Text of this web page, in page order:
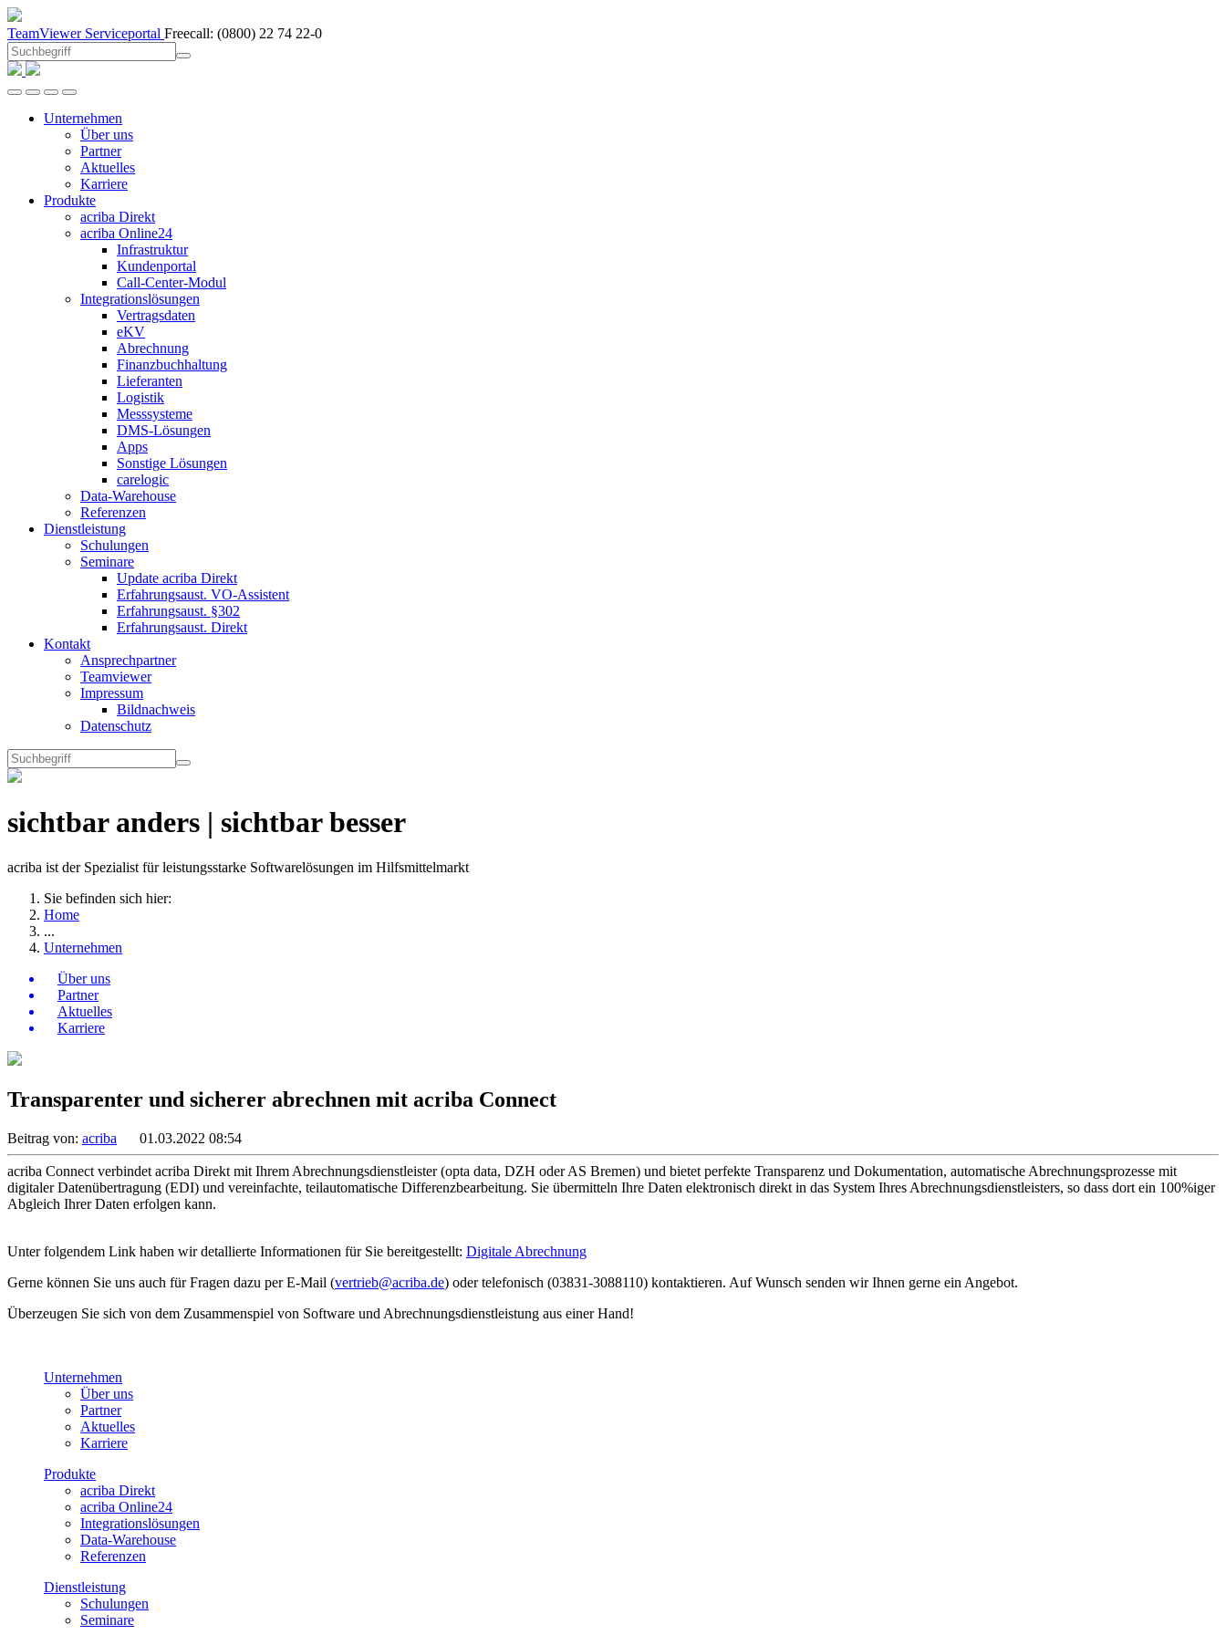
TeamViewer Serviceportal Freecall: (0800) 22 74 22-0
Unternehmen
Über uns
Partner
Aktuelles
Karriere
Produkte
acriba Direkt
acriba Online24
Infrastruktur
Kundenportal
Call-Center-Modul
Integrationslösungen
Vertragsdaten
eKV
Abrechnung
Finanzbuchhaltung
Lieferanten
Logistik
Messsysteme
DMS-Lösungen
Apps
Sonstige Lösungen
carelogic
Data-Warehouse
Referenzen
Dienstleistung
Schulungen
Seminare
Update acriba Direkt
Erfahrungsaust. VO-Assistent
Erfahrungsaust. §302
Erfahrungsaust. Direkt
Kontakt
Ansprechpartner
Teamviewer
Impressum
Bildnachweis
Datenschutz
sichtbar anders | sichtbar besser
acriba ist der Spezialist für leistungsstarke Softwarelösungen im Hilfsmittelmarkt
Sie befinden sich hier:
Home
...
Unternehmen
Über uns
Partner
Aktuelles
Karriere
Transparenter und sicherer abrechnen mit acriba Connect
Beitrag von: acriba 01.03.2022 08:54
acriba Connect verbindet acriba Direkt mit Ihrem Abrechnungsdienstleister (opta data, DZH oder AS Bremen) und bietet perfekte Transparenz und Dokumentation, automatische Abrechnungsprozesse mit
digitaler Datenübertragung (EDI) und vereinfachte, teilautomatische Differenzbearbeitung. Sie übermitteln Ihre Daten elektronisch direkt in das System Ihres Abrechnungsdienstleisters, so dass dort ein 100%iger
Abgleich Ihrer Daten erfolgen kann.
Unter folgendem Link haben wir detallierte Informationen für Sie bereitgestellt: Digitale Abrechnung
Gerne können Sie uns auch für Fragen dazu per E-Mail (vertrieb@acriba.de) oder telefonisch (03831-3088110) kontaktieren. Auf Wunsch senden wir Ihnen gerne ein Angebot.
Überzeugen Sie sich von dem Zusammenspiel von Software und Abrechnungsdienstleistung aus einer Hand!
Unternehmen
Über uns
Partner
Aktuelles
Karriere
Produkte
acriba Direkt
acriba Online24
Integrationslösungen
Data-Warehouse
Referenzen
Dienstleistung
Schulungen
Seminare